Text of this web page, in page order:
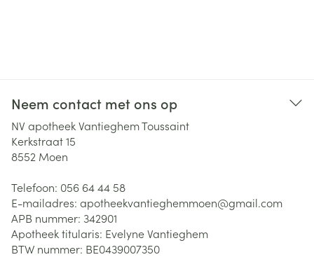
Neem contact met ons op
NV apotheek Vantieghem Toussaint
Kerkstraat 15
8552 Moen
Telefoon: 056 64 44 58
E-mailadres: apotheekvantieghemmoen@gmail.com
APB nummer: 342901
Apotheek titularis: Evelyne Vantieghem
BTW nummer: BE0439007350